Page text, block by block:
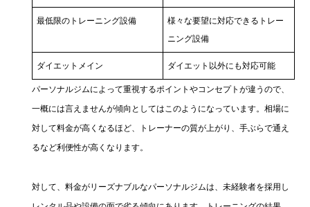
最低限のトレーニング設備
様々な要望に対応できるトレー
ニング設備
ダイエットメイン ダイエット以外にも対応可能
パーソナルジムによって重視するポイントやコンセプトが違うので、
一概には言えませんが傾向としてはこのようになっています。相場に
対して料金が高くなるほど、トレーナーの質が上がり、手ぶらで通え
るなど利便性が高くなります。
対して、料金がリーズナブルなパーソナルジムは、未経験者を採用し